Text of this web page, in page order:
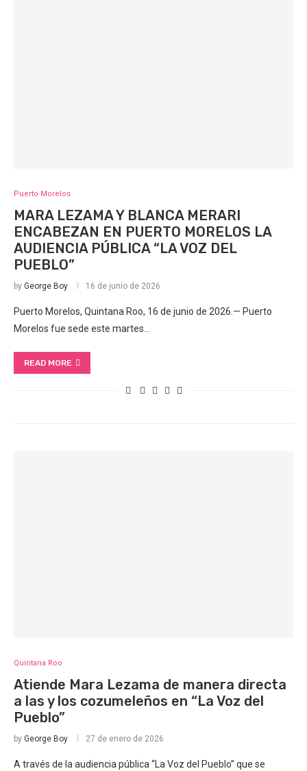
Puerto Morelos
MARA LEZAMA Y BLANCA MERARI
ENCABEZAN EN PUERTO MORELOS LA
AUDIENCIA PÚBLICA “LA VOZ DEL
PUEBLO”
by George Boy 16 de junio de 2026
Puerto Morelos, Quintana Roo, 16 de junio de 2026.— Puerto
Morelos fue sede este martes…
READ MORE
Quintana Roo
Atiende Mara Lezama de manera directa
a las y los cozumeleños en “La Voz del
Pueblo”
by George Boy 27 de enero de 2026
A través de la audiencia pública “La Voz del Pueblo” que se